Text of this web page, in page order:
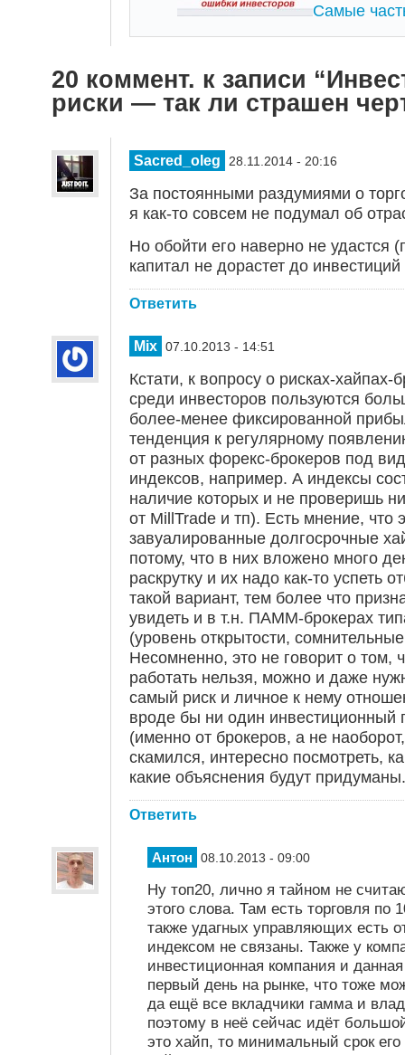
Самые
20 коммент. к записи
риски — так ли страшен
Sacred_oleg 28.11.2014 - 20:16
За постоянными раздумиями о
я как-то совсем не подумал об
Но обойти его наверно не удастся
капитал не дорастет до
Ответить
Mix 07.10.2013 - 14:51
Кстати, к вопросу о рисках-хайпах-
среди инвесторов пользуются
более-менее фиксированной
тенденция к регулярному
от разных форекс-брокеров под
индексов, например. А индексы
наличие которых и не проверишь
от MillTrade и тп). Есть мнение, что
завуалированные долгосрочные
потому, что в них вложено много
раскрутку и их надо как-то успеть
такой вариант, тем более что
увидеть и в т.н. ПАММ-брокерах
(уровень открытости,
Несомненно, это не говорит о том,
работать нельзя, можно и даже
самый риск и личное к нему
вроде бы ни один инвестиционный
(именно от брокеров, а не
скамился, интересно посмотреть,
какие объяснения будут придуманы.
Ответить
Антон 08.10.2013 - 09:00
Ну топ20, лично я тайном не
этого слова. Там есть торговля
также удагных управляющих есть
индексом не связаны. Также у
инвестиционная компания и
первый день на рынке, что тоже
да ещё все вкладчики гамма и
поэтому в неё сейчас идёт
это хайп, то минимальный срок